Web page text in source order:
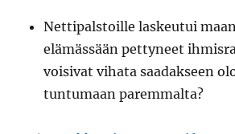
Nettipalstoille laskeutui
elämässään pettyneet
voisivat vihata saadakseen
tuntumaan paremmalta?